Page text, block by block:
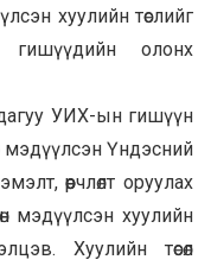
хуулийн төслийг
гишүүдийн олонх
УИХ-ын гишүүн
мэдүүлсэн Үндэсний
өөрчлөлт оруулах
мэдүүлсэн хуулийн
Хуулийн төсөл